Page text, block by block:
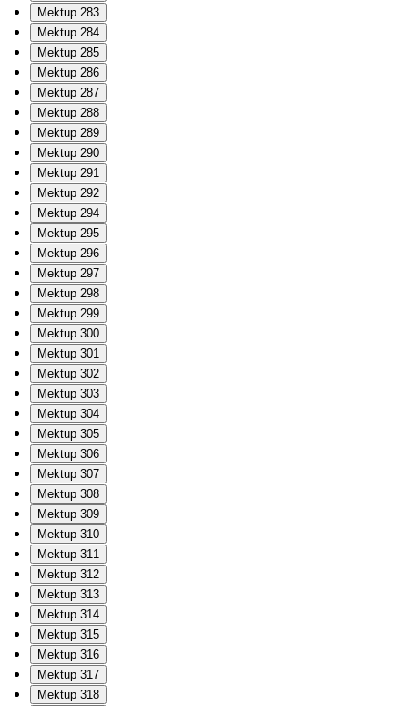
Mektup 283
Mektup 284
Mektup 285
Mektup 286
Mektup 287
Mektup 288
Mektup 289
Mektup 290
Mektup 291
Mektup 292
Mektup 294
Mektup 295
Mektup 296
Mektup 297
Mektup 298
Mektup 299
Mektup 300
Mektup 301
Mektup 302
Mektup 303
Mektup 304
Mektup 305
Mektup 306
Mektup 307
Mektup 308
Mektup 309
Mektup 310
Mektup 311
Mektup 312
Mektup 313
Mektup 314
Mektup 315
Mektup 316
Mektup 317
Mektup 318